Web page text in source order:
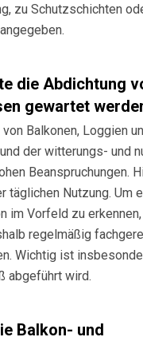
zu Schutzschichten
die Abdichtung
gewartet
Balkonen, Loggien
der witterungs- und
Beanspruchungen.
täglichen Nutzung. Um
im Vorfeld zu
regelmäßig
Wichtig ist
abgeführt wird.
Balkon- und